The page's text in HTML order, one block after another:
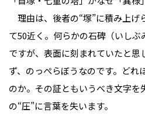
理由は、後者の“塚”に積み上げ
て50近く。何らかの石碑（いし
ですが、表面に刻まれていたと思
ず、のっぺらぼうなのです。どれ
のか。その証ともいうべき文字を
の“圧”に言葉を失います。